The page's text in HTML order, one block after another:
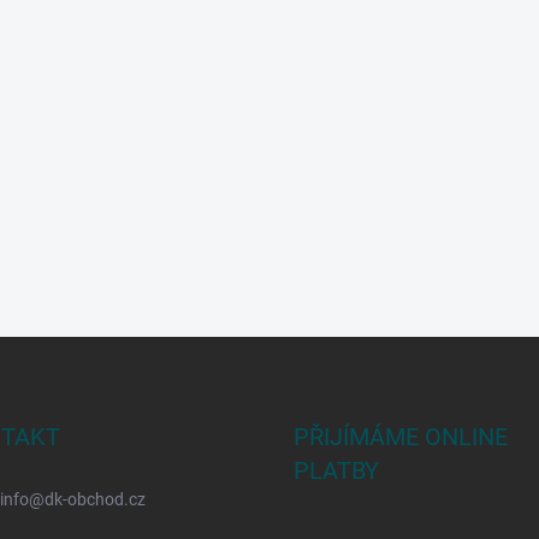
info@dk-obchod.cz
PŘIJÍMÁME ONLINE
PLATBY